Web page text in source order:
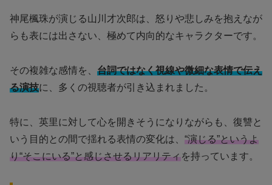
神尾楓珠が演じる山川才次郎は、怒りや悲しみを抱えなが
らも表には出さない、極めて内向的なキャラクターです。
その複雑な感情を、 台詞ではなく視線や微細な表情で伝え
る演技に、多くの視聴者が引き込まれました。
特に、英里に対して心を開きそうになりながらも、復讐と
いう目的との間で揺れる表情の変化は、 “演じる”というよ
り“そこにいる”と感じさせるリアリティを持っています。